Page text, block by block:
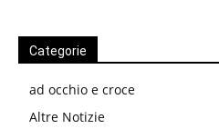
Categorie
ad occhio e croce
Altre Notizie